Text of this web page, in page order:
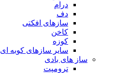
درام
دف
سازهای افکتی
کاخن
کوزه
سایر سازهای کوبه ای
ساز های بادی
ترومپت